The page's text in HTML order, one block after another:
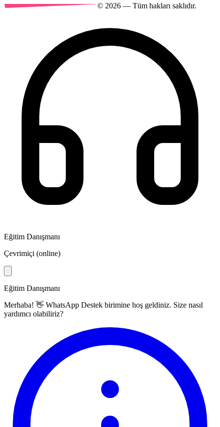
© 2026 — Tüm hakları saklıdır.
Eğitim Danışmanı
Çevrimiçi (online)
Eğitim Danışmanı
Merhaba! 👋 WhatsApp Destek birimine hoş geldiniz. Size nasıl
yardımcı olabiliriz?